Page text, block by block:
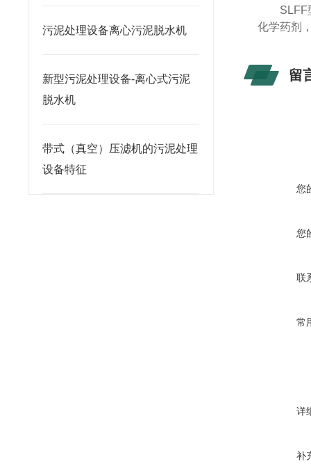
污泥处理设备离心污泥脱水机
新型污泥处理设备-离心式污泥
脱水机
带式（真空）压滤机的污泥处理
设备特征
SLFF
化学药剂
留
您
您
联
常
详
补